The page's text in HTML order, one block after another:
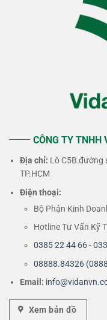
CÔNG TY TNHH
Địa chỉ: Lô C5B đường
TP.HCM
Điện thoại:
Bộ Phận Kinh
Hotline Tư Vấn Kỹ
0385 22 44 66 -
08888.84326
Email: info@vidanvn.
Xem bản đồ